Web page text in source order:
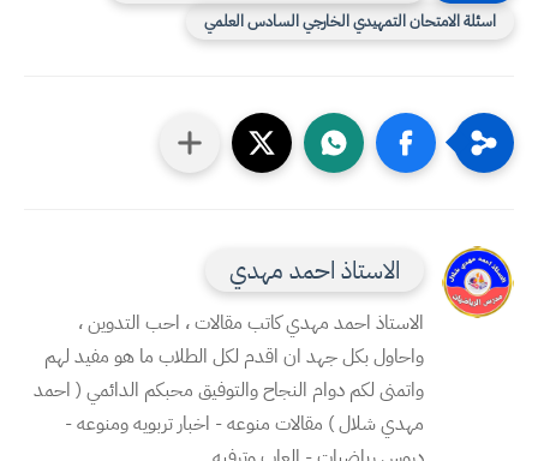
اسئلة الامتحان التمهيدي الخارجي السادس العلمي
الاستاذ احمد مهدي
الاستاذ احمد مهدي كاتب مقالات ، احب التدوين ،
واحاول بكل جهد ان اقدم لكل الطلاب ما هو مفيد لهم
واتمنى لكم دوام النجاح والتوفيق محبكم الدائمي ( احمد
مهدي شلال ) مقالات منوعه - اخبار تربويه ومنوعه -